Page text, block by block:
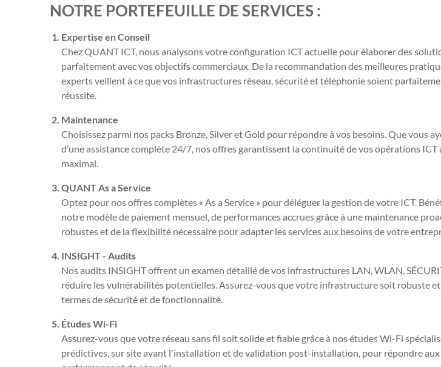
NOTRE PORTEFEUILLE DE SERVICES :
Expertise en Conseil
Chez QUANT ICT, nous analysons votre configuration ICT actuelle pour élaborer des
parfaitement avec vos objectifs commerciaux. De la recommandation des meilleures
experts veillent à ce que vos infrastructures réseau, sécurité et téléphonie soient
réussite.
Maintenance
Choisissez parmi nos packs Bronze, Silver et Gold pour répondre à vos besoins. Que vous
d’une assistance complète 24/7, nos offres garantissent la continuité de vos opérations
maximal.
QUANT As a Service
Optez pour nos offres complètes « As a Service » pour déléguer la gestion de votre ICT.
notre modèle de paiement mensuel, de performances accrues grâce à une maintenance
robustes et de la flexibilité nécessaire pour adapter les services aux besoins de votre
INSIGHT - Audits
Nos audits INSIGHT offrent un examen détaillé de vos infrastructures LAN, WLAN,
réduire les vulnérabilités potentielles. Assurez-vous que votre infrastructure soit robuste
termes de sécurité et de fonctionnalité.
Études Wi-Fi
Assurez-vous que votre réseau sans fil soit solide et fiable grâce à nos études Wi-Fi
prédictives, sur site avant l'installation et de validation post-installation, pour répondre aux